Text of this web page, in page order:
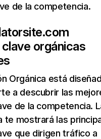
de la competencia.
orgánicas
Orgánica está
a descubrir las
de la competencia.
te mostrará las
que dirigen tráfico a